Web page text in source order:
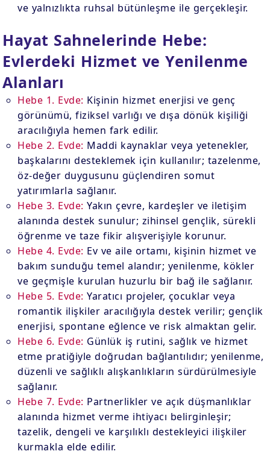
ve yalnızlıkta ruhsal bütünleşme ile gerçekleşir.
Hayat Sahnelerinde Hebe:
Evlerdeki Hizmet ve Yenilenme
Alanları
Hebe 1. Evde: Kişinin hizmet enerjisi ve genç
görünümü, fiziksel varlığı ve dışa dönük kişiliği
aracılığıyla hemen fark edilir.
Hebe 2. Evde: Maddi kaynaklar veya yetenekler,
başkalarını desteklemek için kullanılır; tazelenme,
öz-değer duygusunu güçlendiren somut
yatırımlarla sağlanır.
Hebe 3. Evde: Yakın çevre, kardeşler ve iletişim
alanında destek sunulur; zihinsel gençlik, sürekli
öğrenme ve taze fikir alışverişiyle korunur.
Hebe 4. Evde: Ev ve aile ortamı, kişinin hizmet ve
bakım sunduğu temel alandır; yenilenme, kökler
ve geçmişle kurulan huzurlu bir bağ ile sağlanır.
Hebe 5. Evde: Yaratıcı projeler, çocuklar veya
romantik ilişkiler aracılığıyla destek verilir; gençlik
enerjisi, spontane eğlence ve risk almaktan gelir.
Hebe 6. Evde: Günlük iş rutini, sağlık ve hizmet
etme pratiğiyle doğrudan bağlantılıdır; yenilenme,
düzenli ve sağlıklı alışkanlıkların sürdürülmesiyle
sağlanır.
Hebe 7. Evde: Partnerlikler ve açık düşmanlıklar
alanında hizmet verme ihtiyacı belirginleşir;
tazelik, dengeli ve karşılıklı destekleyici ilişkiler
kurmakla elde edilir.